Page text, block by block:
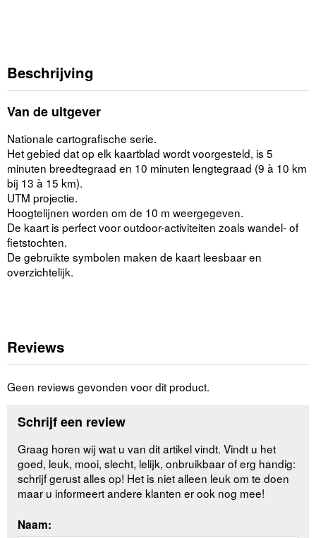
Beschrijving
Van de uitgever
Nationale cartografische serie.
Het gebied dat op elk kaartblad wordt voorgesteld, is 5
minuten breedtegraad en 10 minuten lengtegraad (9 à 10 km
bij 13 à 15 km).
UTM projectie.
Hoogtelijnen worden om de 10 m weergegeven.
De kaart is perfect voor outdoor-activiteiten zoals wandel- of
fietstochten.
De gebruikte symbolen maken de kaart leesbaar en
overzichtelijk.
Reviews
Geen reviews gevonden voor dit product.
Schrijf een review
Graag horen wij wat u van dit artikel vindt. Vindt u het
goed, leuk, mooi, slecht, lelijk, onbruikbaar of erg handig:
schrijf gerust alles op! Het is niet alleen leuk om te doen
maar u informeert andere klanten er ook nog mee!
Naam: